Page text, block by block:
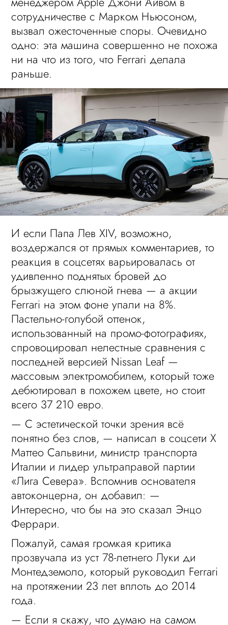
сотрудничестве с Марком Ньюсоном,
вызвал ожесточенные споры. Очевидно
одно: эта машина совершенно не похожа
ни на что из того, что Ferrari делала
раньше.
И если Папа Лев XIV, возможно,
воздержался от прямых комментариев, то
реакция в соцсетях варьировалась от
удивленно поднятых бровей до
брызжущего слюной гнева — а акции
Ferrari на этом фоне упали на 8%.
Пастельно-голубой оттенок,
использованный на промо-фотографиях,
спровоцировал нелестные сравнения с
последней версией Nissan Leaf —
массовым электромобилем, который тоже
дебютировал в похожем цвете, но стоит
всего 37 210 евро.
— С эстетической точки зрения всё
понятно без слов, — написал в соцсети X
Маттео Сальвини, министр транспорта
Италии и лидер ультраправой партии
«Лига Севера». Вспомнив основателя
автоконцерна, он добавил: —
Интересно, что бы на это сказал Энцо
Феррари.
Пожалуй, самая громкая критика
прозвучала из уст 78-летнего Луки ди
Монтедземоло, который руководил Ferrari
на протяжении 23 лет вплоть до 2014
года.
— Если я скажу, что думаю на самом